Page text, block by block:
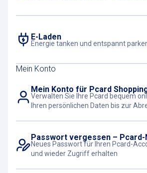
E-Laden
Energie tanken und entspannt
Mein Konto
Mein Konto für Pcard
Verwalten Sie Ihre Pcard bequem
Ihren persönlichen Daten bis zur
Passwort vergessen – Pcard-
Neues Passwort für Ihren Pcard-
und wieder Zugriff erhalten